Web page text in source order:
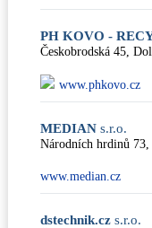
PH KOVO -
Českobrodská 45,
www.phkovo.cz
MEDIAN s.r.o.
Národních hrdinů
www.median.cz
dstechnik.cz s.r.o.